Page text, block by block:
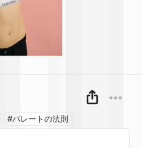
#パレートの法則